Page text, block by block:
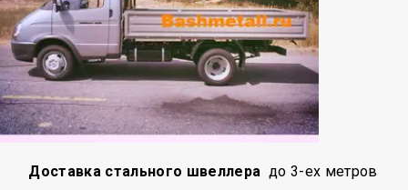
Доставка стального швеллера до 3-ех метров